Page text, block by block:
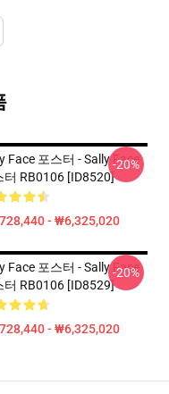
Face 포스터 - Sally Face
터 RB0106 [ID8520]
- ₩6,325,020
-20%
Face 포스터 - Sally Face
터 RB0106 [ID8529]
- ₩6,325,020
-20%